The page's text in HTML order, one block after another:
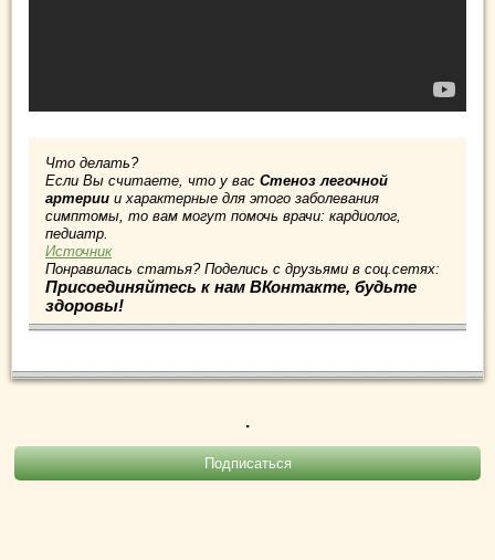
Что делать?
Если Вы считаете, что у вас Стеноз легочной
артерии и характерные для этого заболевания
симптомы, то вам могут помочь врачи: кардиолог,
педиатр.
Источник
Понравилась статья? Поделись с друзьями в соц.сетях:
Присоединяйтесь к нам ВКонтакте, будьте
здоровы!
.